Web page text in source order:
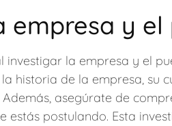
empresa y el
investigar la empresa y el
historia de la empresa, su
asegúrate de
estás postulando. Esta